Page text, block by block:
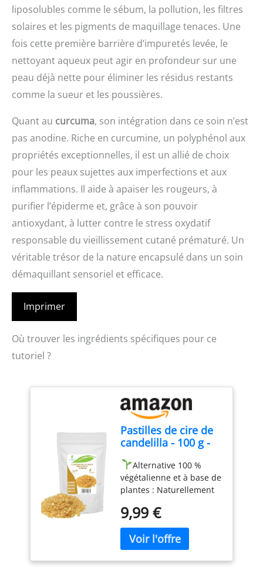
liposolubles comme le sébum, la pollution, les filtres
solaires et les pigments de maquillage tenaces. Une
fois cette première barrière d’impuretés levée, le
nettoyant aqueux peut agir en profondeur sur une
peau déjà nette pour éliminer les résidus restants
comme la sueur et les poussières.
Quant au curcuma, son intégration dans ce soin n’est
pas anodine. Riche en curcumine, un polyphénol aux
propriétés exceptionnelles, il est un allié de choix
pour les peaux sujettes aux imperfections et aux
inflammations. Il aide à apaiser les rougeurs, à
purifier l’épiderme et, grâce à son pouvoir
antioxydant, à lutter contre le stress oxydatif
responsable du vieillissement cutané prématuré. Un
véritable trésor de la nature encapsulé dans un soin
démaquillant sensoriel et efficace.
Imprimer
Où trouver les ingrédients spécifiques pour ce
tutoriel ?
Pastilles de cire de
candelilla - 100 g -
naturel de cire
d'abeille pour
cosmétiques
maison, baumes à
lèvres, lotions et
bougies |
Épaississant et
émulsifiant 100%
pur et végétal
Alternative 100 %
végétalienne et à base de
plantes : Naturellement
cerifera L'arbuste, la cire
de candelilla, est le
substitut parfait, sans
cruauté et végétalien, de
la cire d'abeille, offrant
9,99 €